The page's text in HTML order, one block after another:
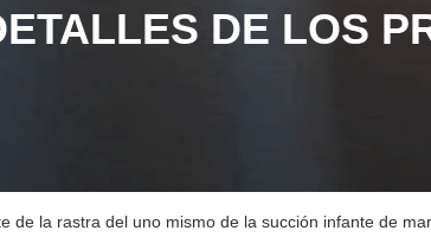
DE LOS
de la rastra del uno mismo de la succión infante de